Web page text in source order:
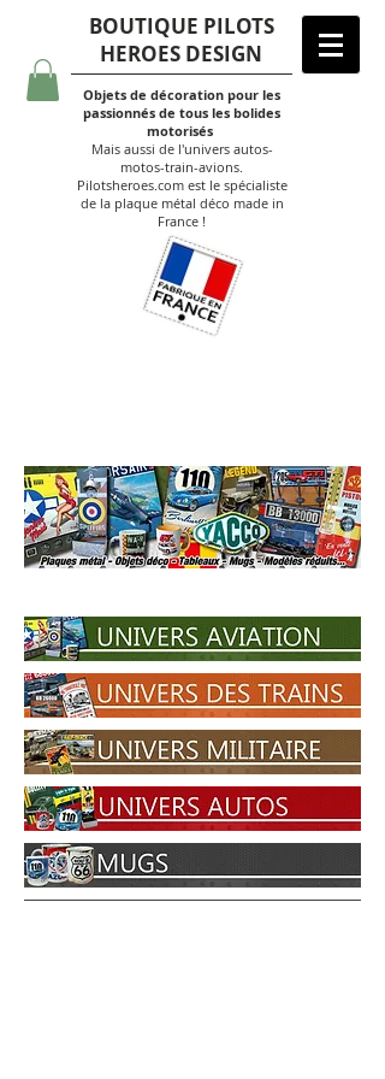
BOUTIQUE PILOTS
HEROES DESIGN
Objets de décoration pour les
passionnés de tous les bolides
motorisés
Mais aussi de l'univers autos-
motos-train-avions.
Pilotsheroes.com est le spécialiste
de la plaque métal déco made in
France !